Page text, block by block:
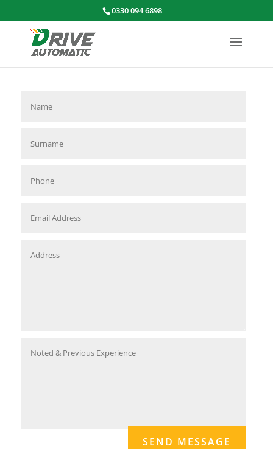
0330 094 6898
SEND MESSAGE